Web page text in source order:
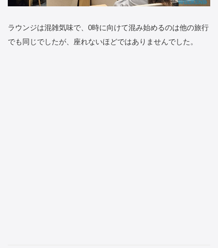
ラウンジは混雑気味で、0時に向けて混み始めるのは他の旅行
でも同じでしたが、座れないほどではありませんでした。